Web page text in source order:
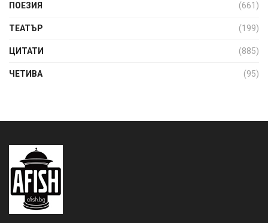
ПОЕЗИЯ (661)
ТЕАТЪР (199)
ЦИТАТИ (885)
ЧЕТИВА (95)